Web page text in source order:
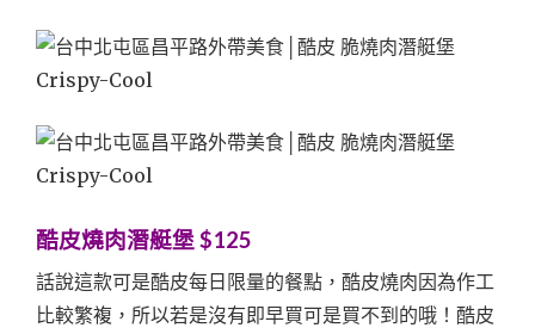
酷皮燒肉潛艇堡 $125
話說這款可是酷皮每日限量的餐點，酷皮燒肉因為作工
比較繁複，所以若是沒有即早買可是買不到的哦！酷皮